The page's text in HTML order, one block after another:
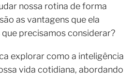
nossa rotina de forma
as vantagens que ela
precisamos considerar?
explorar como a inteligência
vida cotidiana, abordando